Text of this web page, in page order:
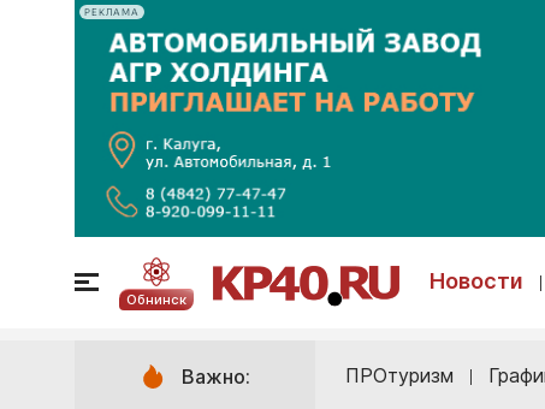
РЕКЛАМА
Обнинск
Новости
Важно: ПРОтуризм